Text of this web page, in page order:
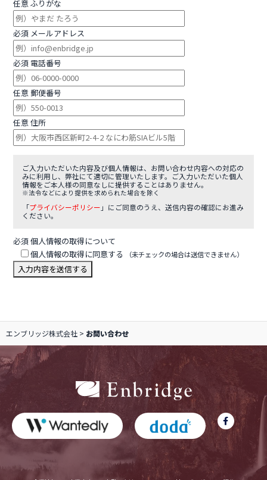
任意 ふりがな
必須 メールアドレス
必須 電話番号
任意 郵便番号
任意 住所
ご入力いただいた内容及び個人情報は、お問い合わせ内容への対応の
みに利用し、弊社にて適切に管理いたします。 ご入力いただいた個人
情報をご本人様の同意なしに提供することはありません。
※法令などにより提供を求められた場合を除く
「プライバシーポリシー 」にご同意のうえ、送信内容の確認にお進み
ください。
必須個人情報の取得について
個人情報の取得に同意する
（未チェックの場合は送信できません）
エンブリッジ株式会社 > お問い合わせ